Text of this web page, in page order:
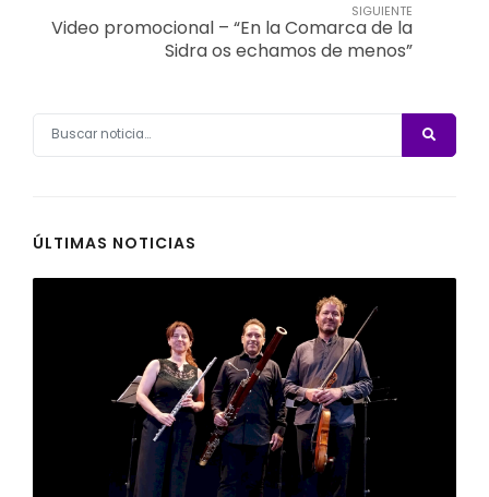
SIGUIENTE
Video promocional – “En la Comarca de la
Sidra os echamos de menos”
ÚLTIMAS NOTICIAS